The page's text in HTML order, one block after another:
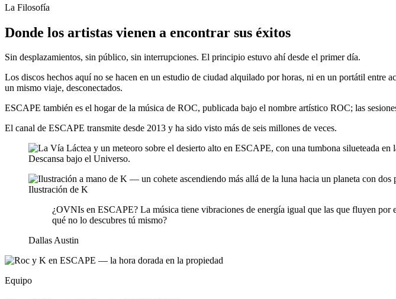
La Filosofía
Donde los artistas vienen a encontrar sus éxitos
Sin desplazamientos, sin público, sin interrupciones. El principio estuvo ahí desde el primer día.
Los discos hechos aquí no se hacen en un estudio de ciudad alquilado por horas, ni en un portátil
un mismo viaje, desconectados.
ESCAPE también es el hogar de la música de ROC, publicada bajo el nombre artístico ROC; las
El canal de ESCAPE transmite desde 2013 y ha sido visto más de seis millones de veces.
Descansa bajo el Universo.
Ilustración de K
¿OVNIs en ESCAPE? La música tiene vibraciones de energía igual que las que fluyen
qué no lo descubres tú mismo?
Dallas Austin
Equipo